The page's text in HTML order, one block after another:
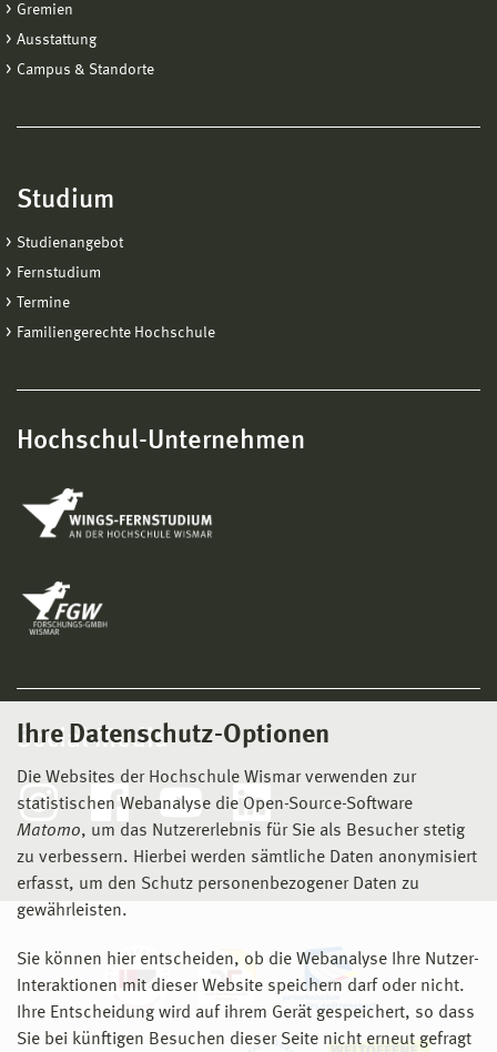
Ihre Datenschutz-Optionen
Die Websites der Hochschule Wismar verwenden zur
statistischen Webanalyse die Open-Source-Software
Matomo, um das Nutzererlebnis für Sie als Besucher stetig
zu verbessern. Hierbei werden sämtliche Daten anonymisiert
erfasst, um den Schutz personenbezogener Daten zu
gewährleisten.
Sie können hier entscheiden, ob die Webanalyse Ihre Nutzer-
Interaktionen mit dieser Website speichern darf oder nicht.
Ihre Entscheidung wird auf ihrem Gerät gespeichert, so dass
Sie bei künftigen Besuchen dieser Seite nicht erneut gefragt
Gremien
Ausstattung
Campus & Standorte
Studium
Studienangebot
Fernstudium
Termine
Familiengerechte Hochschule
Hochschul-Unternehmen
Social Media